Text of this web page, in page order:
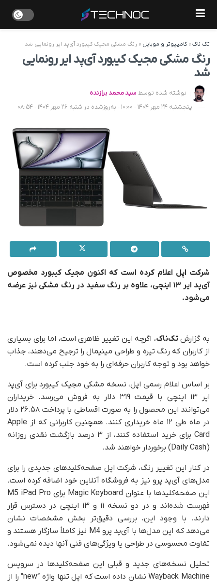
تک ناک»کامپیوتر و موبایل » رنگ مشکی مجیک کیبورد آی‌پد ایر رونمایی شد
رنگ مشکی مجیک کیبورد آی‌پد ایر رونمایی
شد
نوشته شده توسط سید محمد برازنده
پنجشنبه 24 مهر 1404 - 10:00 - به‌روزشده در شنبه 26 مهر 1404 - 08:54
شرکت اپل اعلام کرده است که اکنون مجیک کیبورد مخصوص
آی‌پد ایر ۱۳ اینچی، علاوه بر رنگ سفید در رنگ مشکی نیز عرضه
می‌شود.
به گزارشتک‌ناک، اگرچه این تغییر ظاهری است، اما برای بسیاری
از کاربران که رنگ تیره و طراحی مینیمال را ترجیح می‌دهند، جذاب
خواهد بود و توجه کاربران حرفه‌ای را به خود جلب کرده است.
بر اساس اعلام رسمی اپل، نسخه‌ مشکی مجیک کیبورد برای آی‌پد
ایر ۱۳ اینچی با قیمت ۳۱۹ دلار به فروش می‌رسد. خریداران
می‌توانند این محصول را به‌ صورت اقساطی با پرداخت ۲۶.۵۸ دلار
در ماه طی ۱۲ ماه خریداری کنند. همچنین کاربرانی که از Apple
Card برای خرید استفاده کنند، از ۳ درصد بازگشت نقدی روزانه
(Daily Cash) برخوردار خواهند شد.
در کنار این تغییر رنگ، شرکت اپل صفحه‌کلیدهای جدیدی را برای
مدل‌های آی‌پد پرو نیز به فروشگاه آنلاین خود اضافه کرده است.
این صفحه‌کلیدها با عنوان Magic Keyboard برای M5 iPad Pro
فهرست شده‌اند و در دو نسخه ۱۱ و ۱۳ اینچی در دسترس قرار
دارند. با وجود این، بررسی دقیق‌تر بخش مشخصات نشان
می‌دهد که این مدل‌ها با آی‌پد پرو M4 نیز کاملاً سازگار هستند و
تفاوت محسوسی در طراحی یا ویژگی‌های فنی آنها دیده نمی‌شود.
تحلیل نسخه‌های جدید و قبلی این صفحه‌کلیدها در سرویس
Wayback Machine نشان داده است که اپل تنها واژه‌ “new” را از